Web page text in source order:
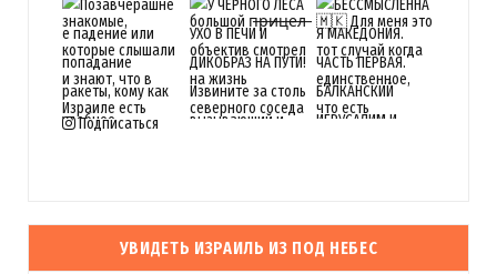
Подписаться
УВИДЕТЬ ИЗРАИЛЬ ИЗ ПОД НЕБЕС